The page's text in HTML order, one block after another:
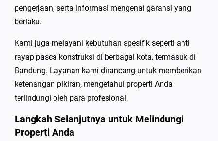
pengerjaan, serta informasi mengenai garansi yang
berlaku.
Kami juga melayani kebutuhan spesifik seperti anti
rayap pasca konstruksi di berbagai kota, termasuk di
Bandung. Layanan kami dirancang untuk memberikan
ketenangan pikiran, mengetahui properti Anda
terlindungi oleh para profesional.
Langkah Selanjutnya untuk Melindungi
Properti Anda